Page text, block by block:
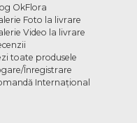
OkFlora
Foto la livrare
Video la livrare
toate produsele
Înregistrare
Internațional